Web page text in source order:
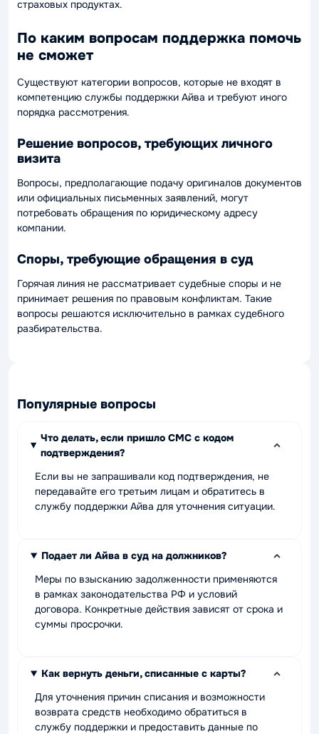
страховых продуктах.
По каким вопросам поддержка помочь
не сможет
Существуют категории вопросов, которые не входят в
компетенцию службы поддержки Айва и требуют иного
порядка рассмотрения.
Решение вопросов, требующих личного
визита
Вопросы, предполагающие подачу оригиналов документов
или официальных письменных заявлений, могут
потребовать обращения по юридическому адресу
компании.
Споры, требующие обращения в суд
Горячая линия не рассматривает судебные споры и не
принимает решения по правовым конфликтам. Такие
вопросы решаются исключительно в рамках судебного
разбирательства.
Популярные вопросы
Что делать, если пришло СМС с кодом
подтверждения?
Если вы не запрашивали код подтверждения, не
передавайте его третьим лицам и обратитесь в
службу поддержки Айва для уточнения ситуации.
Подает ли Айва в суд на должников?
Меры по взысканию задолженности применяются
в рамках законодательства РФ и условий
договора. Конкретные действия зависят от срока и
суммы просрочки.
Как вернуть деньги, списанные с карты?
Для уточнения причин списания и возможности
возврата средств необходимо обратиться в
службу поддержки и предоставить данные по